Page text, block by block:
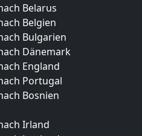
Belarus
Belgien
Bulgarien
Dänemark
England
Portugal
Bosnien
Irland